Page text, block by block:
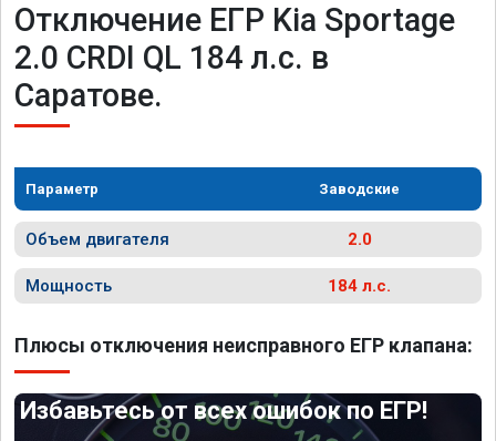
Отключение ЕГР Kia Sportage
2.0 CRDI QL 184 л.с. в
Саратове.
Параметр Заводские
Объем двигателя 2.0
Мощность 184 л.с.
Плюсы отключения неисправного ЕГР клапана:
Избавьтесь от всех ошибок по ЕГР!